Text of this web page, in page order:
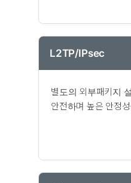
L2TP/IPsec
별도의 외부패키지
안전하며 높은 안정